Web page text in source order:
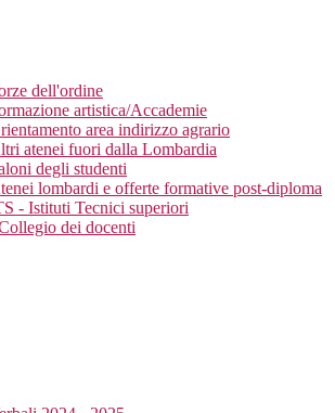
dell'ordine
artistica/Accademie
area indirizzo agrario
atenei fuori dalla Lombardia
degli studenti
lombardi e offerte formative post-diploma
- Istituti Tecnici superiori
dei docenti